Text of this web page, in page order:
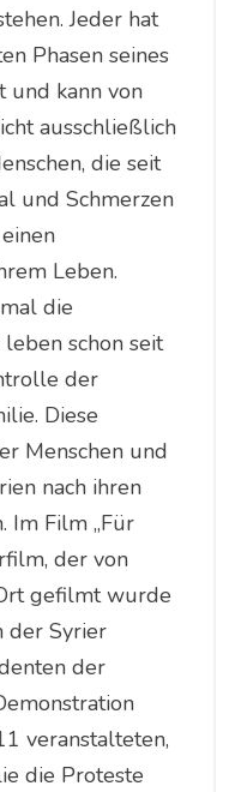
Jeder hat
Phasen seines
und kann von
ausschließlich
die seit
und Schmerzen
Leben.
die
schon seit
der
Diese
Menschen und
nach ihren
Im Film „Für
der von
gefilmt wurde
der Syrier
der
veranstalteten,
die Proteste